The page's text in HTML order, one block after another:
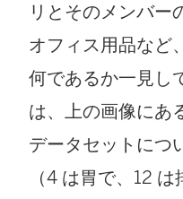
リとそのメンバー
オフィス用品など
何であるか一見し
は、上の画像にあ
データセットにつ
（4 は胃で、12